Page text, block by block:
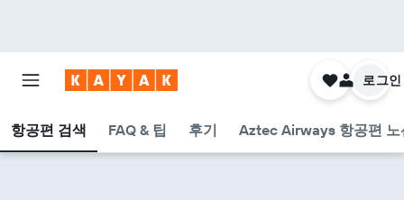
항공편 검색 FAQ & 팁 후기 Aztec Airways 항공편 노
로그인